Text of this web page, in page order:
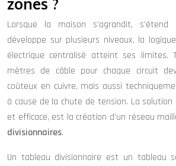
Lorsque la maison s’agrandit,
développe sur plusieurs niveaux, la
électrique centralisé atteint ses limites.
mètres de câble pour chaque circuit
coûteux en cuivre, mais aussi
à cause de la chute de tension. La solution
et efficace, est la création d’un réseau
divisionnaires.
Un tableau divisionnaire est un tableau